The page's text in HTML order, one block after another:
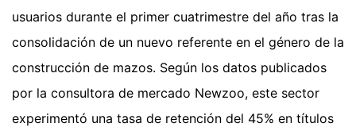
usuarios durante el primer cuatrimestre del año tras la
consolidación de un nuevo referente en el género de la
construcción de mazos. Según los datos publicados
por la consultora de mercado Newzoo, este sector
experimentó una tasa de retención del 45% en títulos